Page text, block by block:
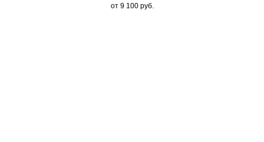
от 9 100 руб.